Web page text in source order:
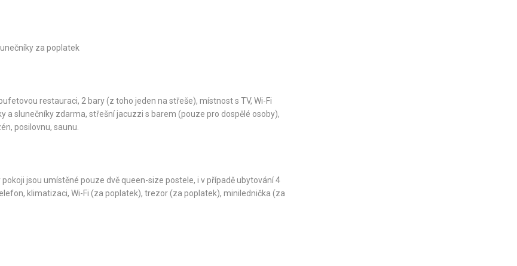
za poplatek
restauraci, 2 bary (z toho jeden na střeše), místnost s TV, Wi-Fi
slunečníky zdarma, střešní jacuzzi s barem (pouze pro dospělé osoby),
posilovnu, saunu.
jsou umístěné pouze dvě queen-size postele, i v případě ubytování 4
klimatizaci, Wi-Fi (za poplatek), trezor (za poplatek), minilednička (za